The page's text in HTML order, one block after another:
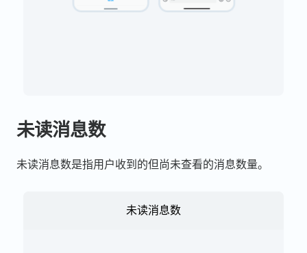
未读消息数
未读消息数是指用户收到的但尚未查看的消息数量。
未读消息数